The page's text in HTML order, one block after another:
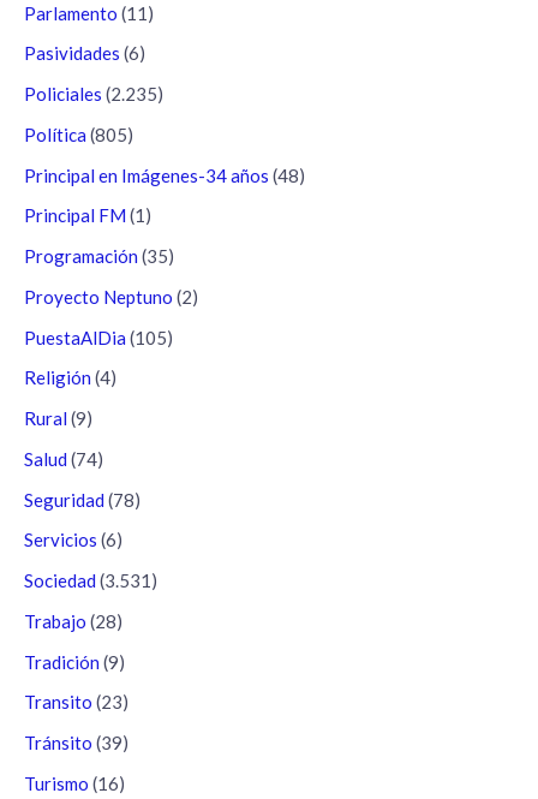
Parlamento (11)
Pasividades (6)
Policiales (2.235)
Política (805)
Principal en Imágenes-34 años (48)
Principal FM (1)
Programación (35)
Proyecto Neptuno (2)
PuestaAlDia (105)
Religión (4)
Rural (9)
Salud (74)
Seguridad (78)
Servicios (6)
Sociedad (3.531)
Trabajo (28)
Tradición (9)
Transito (23)
Tránsito (39)
Turismo (16)